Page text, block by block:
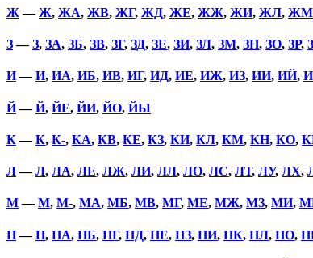
Ж —Ж, ЖА, ЖВ, ЖГ, ЖД, ЖЕ, ЖЖ, ЖИ, ЖЛ, ЖМ
З—З, ЗА, ЗБ, ЗВ, ЗГ, ЗД, ЗЕ, ЗИ, ЗЛ, ЗМ, ЗН, ЗО, ЗР,
И—И, ИА, ИБ, ИВ, ИГ, ИД, ИЕ, ИЖ, ИЗ, ИИ, ИЙ,
Й—Й, ЙЕ, ЙИ, ЙО, ЙЫ
К—К, К-, КА, КВ, КЕ, КЗ, КИ, КЛ, КМ, КН, КО,
Л—Л, ЛА, ЛЕ, ЛЖ, ЛИ, ЛЛ, ЛО, ЛС, ЛТ, ЛУ, ЛХ,
М—М, М-, МА, МБ, МВ, МГ, МЕ, МЖ, МЗ, МИ,
Н—Н, НА, НБ, НГ, НД, НЕ, НЗ, НИ, НК, НЛ, НО,